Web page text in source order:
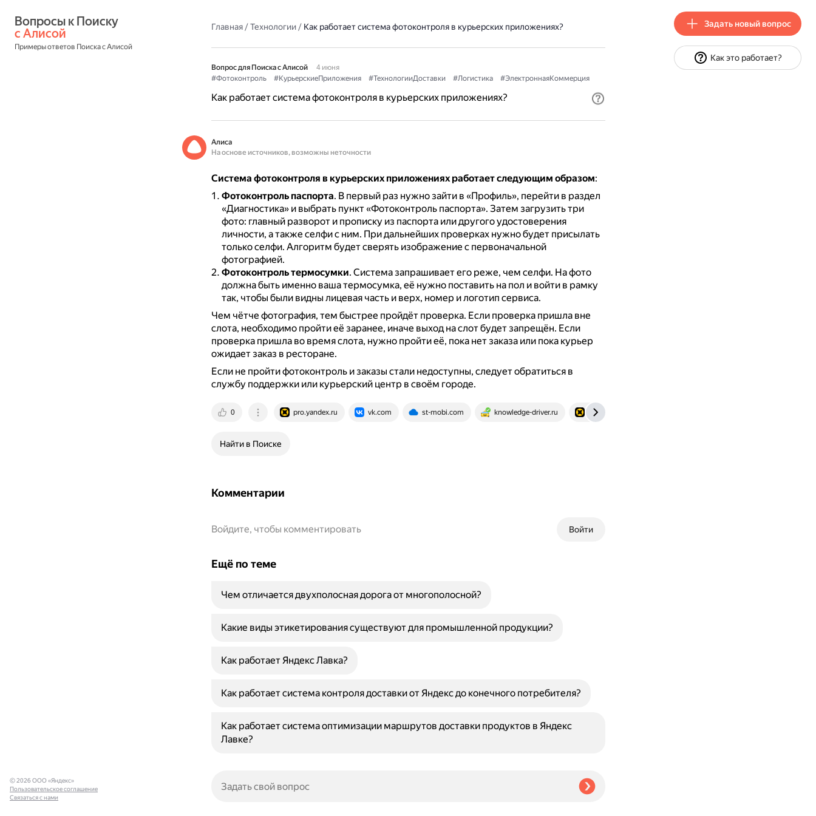
с Алисой
Примеры ответов Поиска с Алисой
Главная/Технологии/ Как работает система фотоконтроля в курьерских приложениях?
Вопрос для Поиска с Алисой
4 июня
#Фотоконтроль
#КурьерскиеПриложения #ТехнологииДоставки #Логистика #ЭлектроннаяКоммерция
Как работает система фотоконтроля в курьерских приложениях?
Алиса
На основе источников, возможны неточности
Система фотоконтроля в курьерских приложениях работает следующим образом:
Фотоконтроль паспорта. В первый раз нужно зайти в «Профиль», перейти в раздел
«Диагностика» и выбрать пункт «Фотоконтроль паспорта». Затем загрузить три
фото: главный разворот и прописку из паспорта или другого удостоверения
личности, а также селфи с ним. При дальнейших проверках нужно будет присылать
только селфи. Алгоритм будет сверять изображение с первоначальной
фотографией.
Фотоконтроль термосумки. Система запрашивает его реже, чем селфи. На фото
должна быть именно ваша термосумка, её нужно поставить на пол и войти в рамку
так, чтобы были видны лицевая часть и верх, номер и логотип сервиса.
Чем чётче фотография, тем быстрее пройдёт проверка. Если проверка пришла вне
слота, необходимо пройти её заранее, иначе выход на слот будет запрещён. Если
проверка пришла во время слота, нужно пройти её, пока нет заказа или пока курьер
ожидает заказ в ресторане.
Если не пройти фотоконтроль и заказы стали недоступны, следует обратиться в
службу поддержки или курьерский центр в своём городе.
0 pro.yandex.ru vk.com st-mobi.com knowledge-driver.ru pro.yandex.ru
Найти в Поиске
Комментарии
Войти
Войдите, чтобы комментировать
Ещё по теме
Чем отличается двухполосная дорога от многополосной?
Какие виды этикетирования существуют для промышленной продукции?
Как работает Яндекс Лавка?
Как работает система контроля доставки от Яндекс до конечного потребителя?
Как работает система оптимизации маршрутов доставки продуктов в Яндекс
Лавке?
© 2026 ООО «Яндекс»
Пользовательское соглашение
Связаться с нами
Задать новый вопрос
Как это работает?